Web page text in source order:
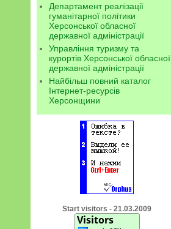
Департамент реалізації
гуманітарної політики
Херсонської обласної
державної адміністрації
Управління туризму та
курортів Херсонської обласної
державної адміністрації
Найбільш повний каталог
Інтернет-ресурсів
Херсонщини
Start visitors - 21.03.2009